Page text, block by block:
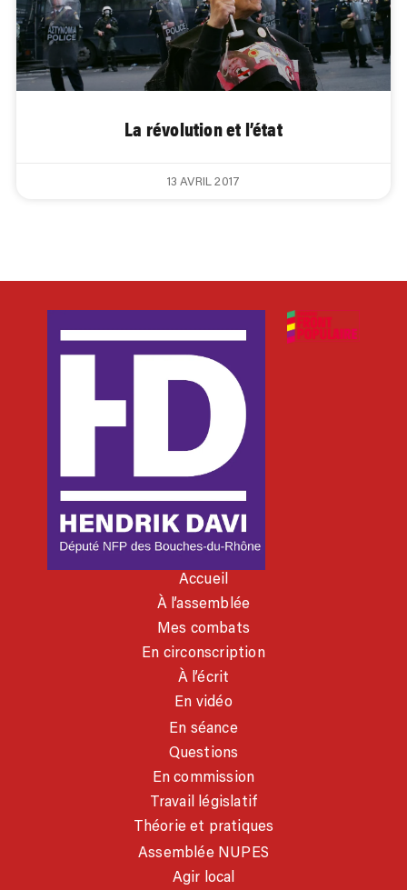
La révolution et l’état
13 AVRIL 2017
Accueil
À l’assemblée
Mes combats
En circonscription
À l’écrit
En vidéo
En séance
Questions
En commission
Travail législatif
Théorie et pratiques
Assemblée NUPES
Agir local